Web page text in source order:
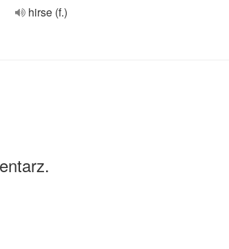
hirse (f.)